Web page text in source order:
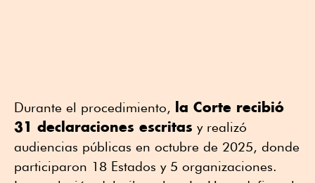
Durante el procedimiento, la Corte recibió
31 declaraciones escritas y realizó
audiencias públicas en octubre de 2025, donde
participaron 18 Estados y 5 organizaciones.